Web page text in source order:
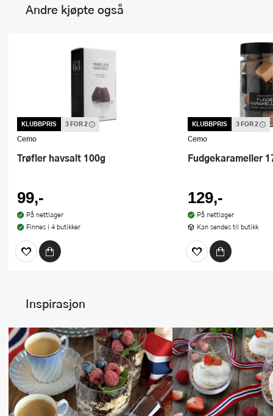
Andre kjøpte også
KLUBBPRIS 3 FOR 2
Denne varen inngår i vår 3 for 2
kampanje. Vi spanderer den rimeligste
Cemo
Trøfler havsalt 100g
99,-
På nettlager
Finnes i 4 butikker
KLUBBPRIS 3 FOR 2
Denne varen inngår i
kampanje. Vi
Cemo
Fudgekarameller
129,-
På nettlager
Kan sendes til butikk
Inspirasjon